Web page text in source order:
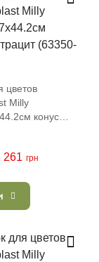
цветов
Milly
конус
261 грн